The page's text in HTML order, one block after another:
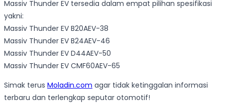
Massiv Thunder EV tersedia dalam empat pilihan spesifikasi
yakni:
Massiv Thunder EV B20AEV-38
Massiv Thunder EV B24AEV-46
Massiv Thunder EV D44AEV-50
Massiv Thunder EV CMF60AEV-65
Simak terus Moladin.com agar tidak ketinggalan informasi
terbaru dan terlengkap seputar otomotif!